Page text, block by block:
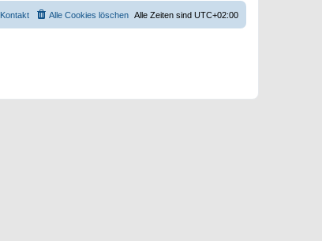
Alle Zeiten sind UTC+02:00
Alle Cookies löschen
Kontakt